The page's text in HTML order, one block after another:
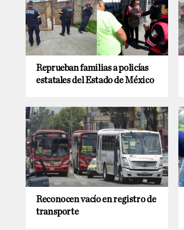
Reprueban familias a policías
estatales del Estado de México
Reconocen vacío en registro de
transporte